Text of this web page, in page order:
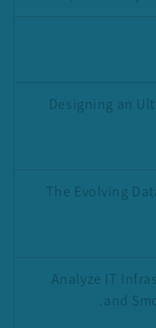
Designing an
The Evolving
Analyze IT
and